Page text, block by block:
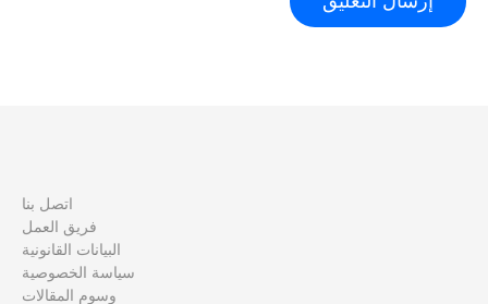
اتصل بنا
فريق العمل
البيانات القانونية
سياسة الخصوصية
وسوم المقالات